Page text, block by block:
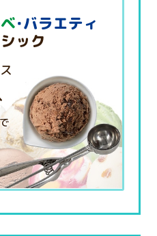
・バラエティ
シック